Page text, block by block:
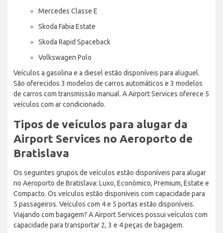
Mercedes Classe E
Skoda Fabia Estate
Skoda Rapid Spaceback
Volkswagen Polo
Veículos a gasolina e a diesel estão disponíveis para aluguel.
São oferecidos 3 modelos de carros automáticos e 3 modelos
de carros com transmissão manual. A Airport Services oferece 5
veículos com ar condicionado.
Tipos de veículos para alugar da
Airport Services no Aeroporto de
Bratislava
Os seguintes grupos de veículos estão disponíveis para alugar
no Aeroporto de Bratislava: Luxo, Econômico, Premium, Estate e
Compacto. Os veículos estão disponíveis com capacidade para
5 passageiros. Veículos com 4 e 5 portas estão disponíveis.
Viajando com bagagem? A Airport Services possui veículos com
capacidade para transportar 2, 3 e 4 peças de bagagem.